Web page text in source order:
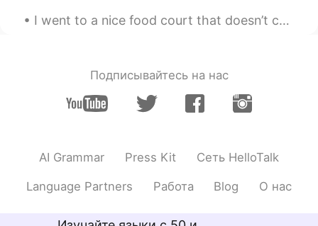
I went to a nice food court that doesn’t care about your diet lol. They had all kinds of foods. I...
Подписывайтесь на нас
AI Grammar Press Kit Сеть HelloTalk
Language Partners Работа Blog О нас